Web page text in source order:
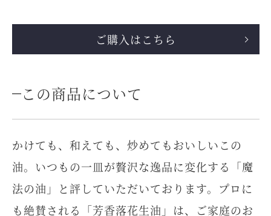
ご購入はこちら
この商品について
かけても、和えても、炒めてもおいしいこの
油。いつもの一皿が贅沢な逸品に変化する「魔
法の油」と評していただいております。プロに
も絶賛される「芳香落花生油」は、ご家庭のお